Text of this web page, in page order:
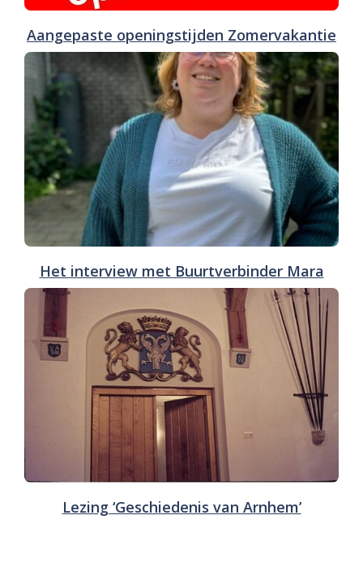
Aangepaste openingstijden Zomervakantie
Het interview met Buurtverbinder Mara
Lezing ‘Geschiedenis van Arnhem’